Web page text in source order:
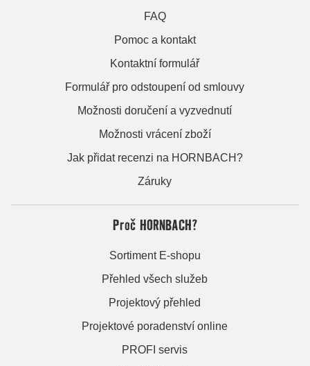
FAQ
Pomoc a kontakt
Kontaktní formulář
Formulář pro odstoupení od smlouvy
Možnosti doručení a vyzvednutí
Možnosti vrácení zboží
Jak přidat recenzi na HORNBACH?
Záruky
Proč HORNBACH?
Sortiment E-shopu
Přehled všech služeb
Projektový přehled
Projektové poradenství online
PROFI servis